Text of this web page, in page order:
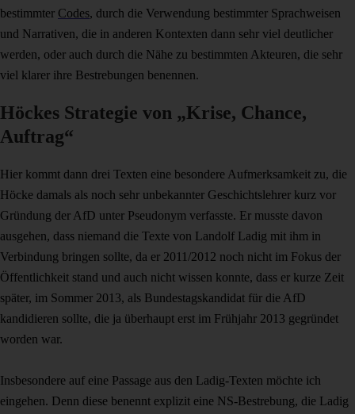
bestimmter Codes, durch die Verwendung bestimmter Sprachweisen
und Narrativen, die in anderen Kontexten dann sehr viel deutlicher
werden, oder auch durch die Nähe zu bestimmten Akteuren, die sehr
viel klarer ihre Bestrebungen benennen.
Höckes Strategie von „Krise, Chance,
Auftrag“
Hier kommt dann drei Texten eine besondere Aufmerksamkeit zu, die
Höcke damals als noch sehr unbekannter Geschichtslehrer kurz vor
Gründung der AfD unter Pseudonym verfasste. Er musste davon
ausgehen, dass niemand die Texte von Landolf Ladig mit ihm in
Verbindung bringen sollte, da er 2011/2012 noch nicht im Fokus der
Öffentlichkeit stand und auch nicht wissen konnte, dass er kurze Zeit
später, im Sommer 2013, als Bundestagskandidat für die AfD
kandidieren sollte, die ja überhaupt erst im Frühjahr 2013 gegründet
worden war.
Insbesondere auf eine Passage aus den Ladig-Texten möchte ich
eingehen. Denn diese benennt explizit eine NS-Bestrebung, die Ladig